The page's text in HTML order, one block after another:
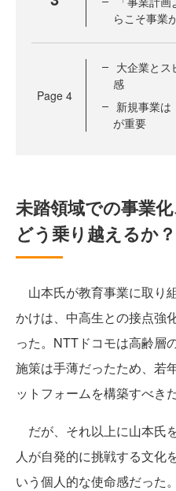
らこそ事業
Page 4
大企業とス
感
新規事業は
が重要
未踏領域での事業
どう乗り越えるか？
山本氏が教育事業に取り
かけは、中高生との接点強
った。NTTドコモは高齢層
施策は手薄だったため、若
ットフォームを構築すべき
だが、それ以上に山本氏
人が自発的に挑戦する文化
いう個人的な使命感だった